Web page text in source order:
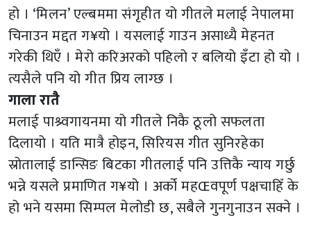
हो । ‘मिलन’ एल्बममा संगृहीत यो गीतले मलाई नेपालमा
चिनाउन मद्दत ग¥यो । यसलाई गाउन असाध्यै मेहनत
गरेकी थिएँ । मेरो करिअरको पहिलो र बलियो इँटा हो यो ।
त्यसैले पनि यो गीत प्रिय लाग्छ ।
गाला रातै
मलाई पाश्र्वगायनमा यो गीतले निकै ठूलो सफलता
दिलायो । यति मात्रै होइन, सिरियस गीत सुनिरहेका
स्रोतालाई डान्सिङ बिटका गीतलाई पनि उत्तिकै न्याय गर्छु
भन्ने यसले प्रमाणित ग¥यो । अर्को महŒवपूर्ण पक्षचाहिँ के
हो भने यसमा सिम्पल मेलोडी छ, सबैले गुनगुनाउन सक्ने ।